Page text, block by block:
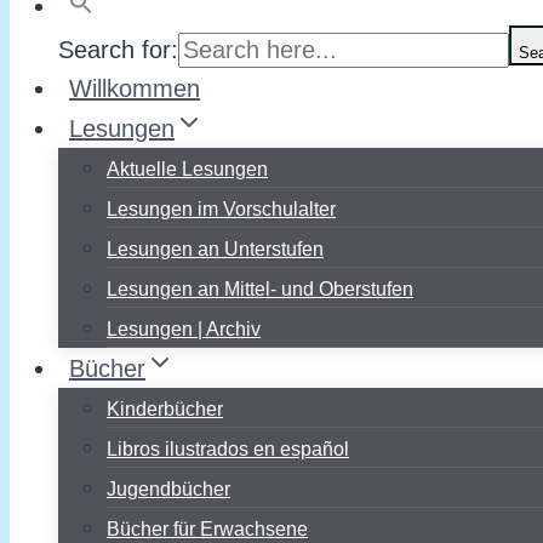
Search for:
Willkommen
Lesungen
Aktuelle Lesungen
Lesungen im Vorschulalter
Lesungen an Unterstufen
Lesungen an Mittel- und Oberstufen
Lesungen | Archiv
Bücher
Kinderbücher
Libros ilustrados en español
Jugendbücher
Bücher für Erwachsene